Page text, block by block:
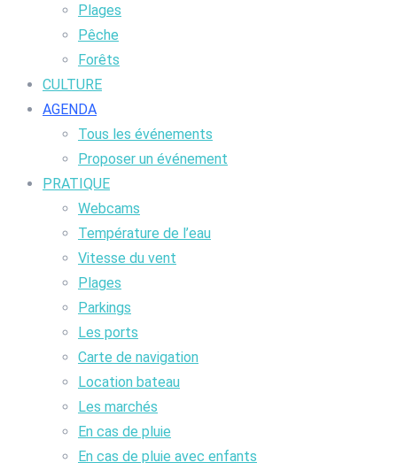
Plages
Pêche
Forêts
CULTURE
AGENDA
Tous les événements
Proposer un événement
PRATIQUE
Webcams
Température de l’eau
Vitesse du vent
Plages
Parkings
Les ports
Carte de navigation
Location bateau
Les marchés
En cas de pluie
En cas de pluie avec enfants